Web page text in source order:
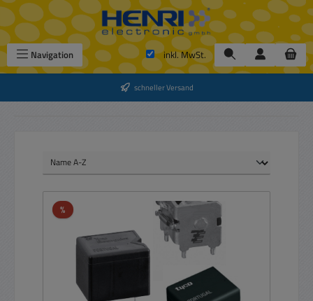
Zum Hauptinhalt springen
Navigation inkl. MwSt.
schneller Versand
%Rabatt